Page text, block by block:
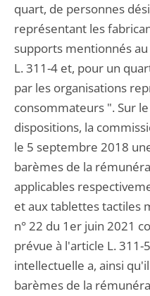
quart, de personnes
représentant les
supports mentionnés
L. 311-4 et, pour un
par les organisations
consommateurs ". Sur
dispositions, la
le 5 septembre 2018
barèmes de la
applicables
et aux tablettes tactiles
n° 22 du 1er juin 2021
prévue à l'article L.
intellectuelle a, ainsi
barèmes de la